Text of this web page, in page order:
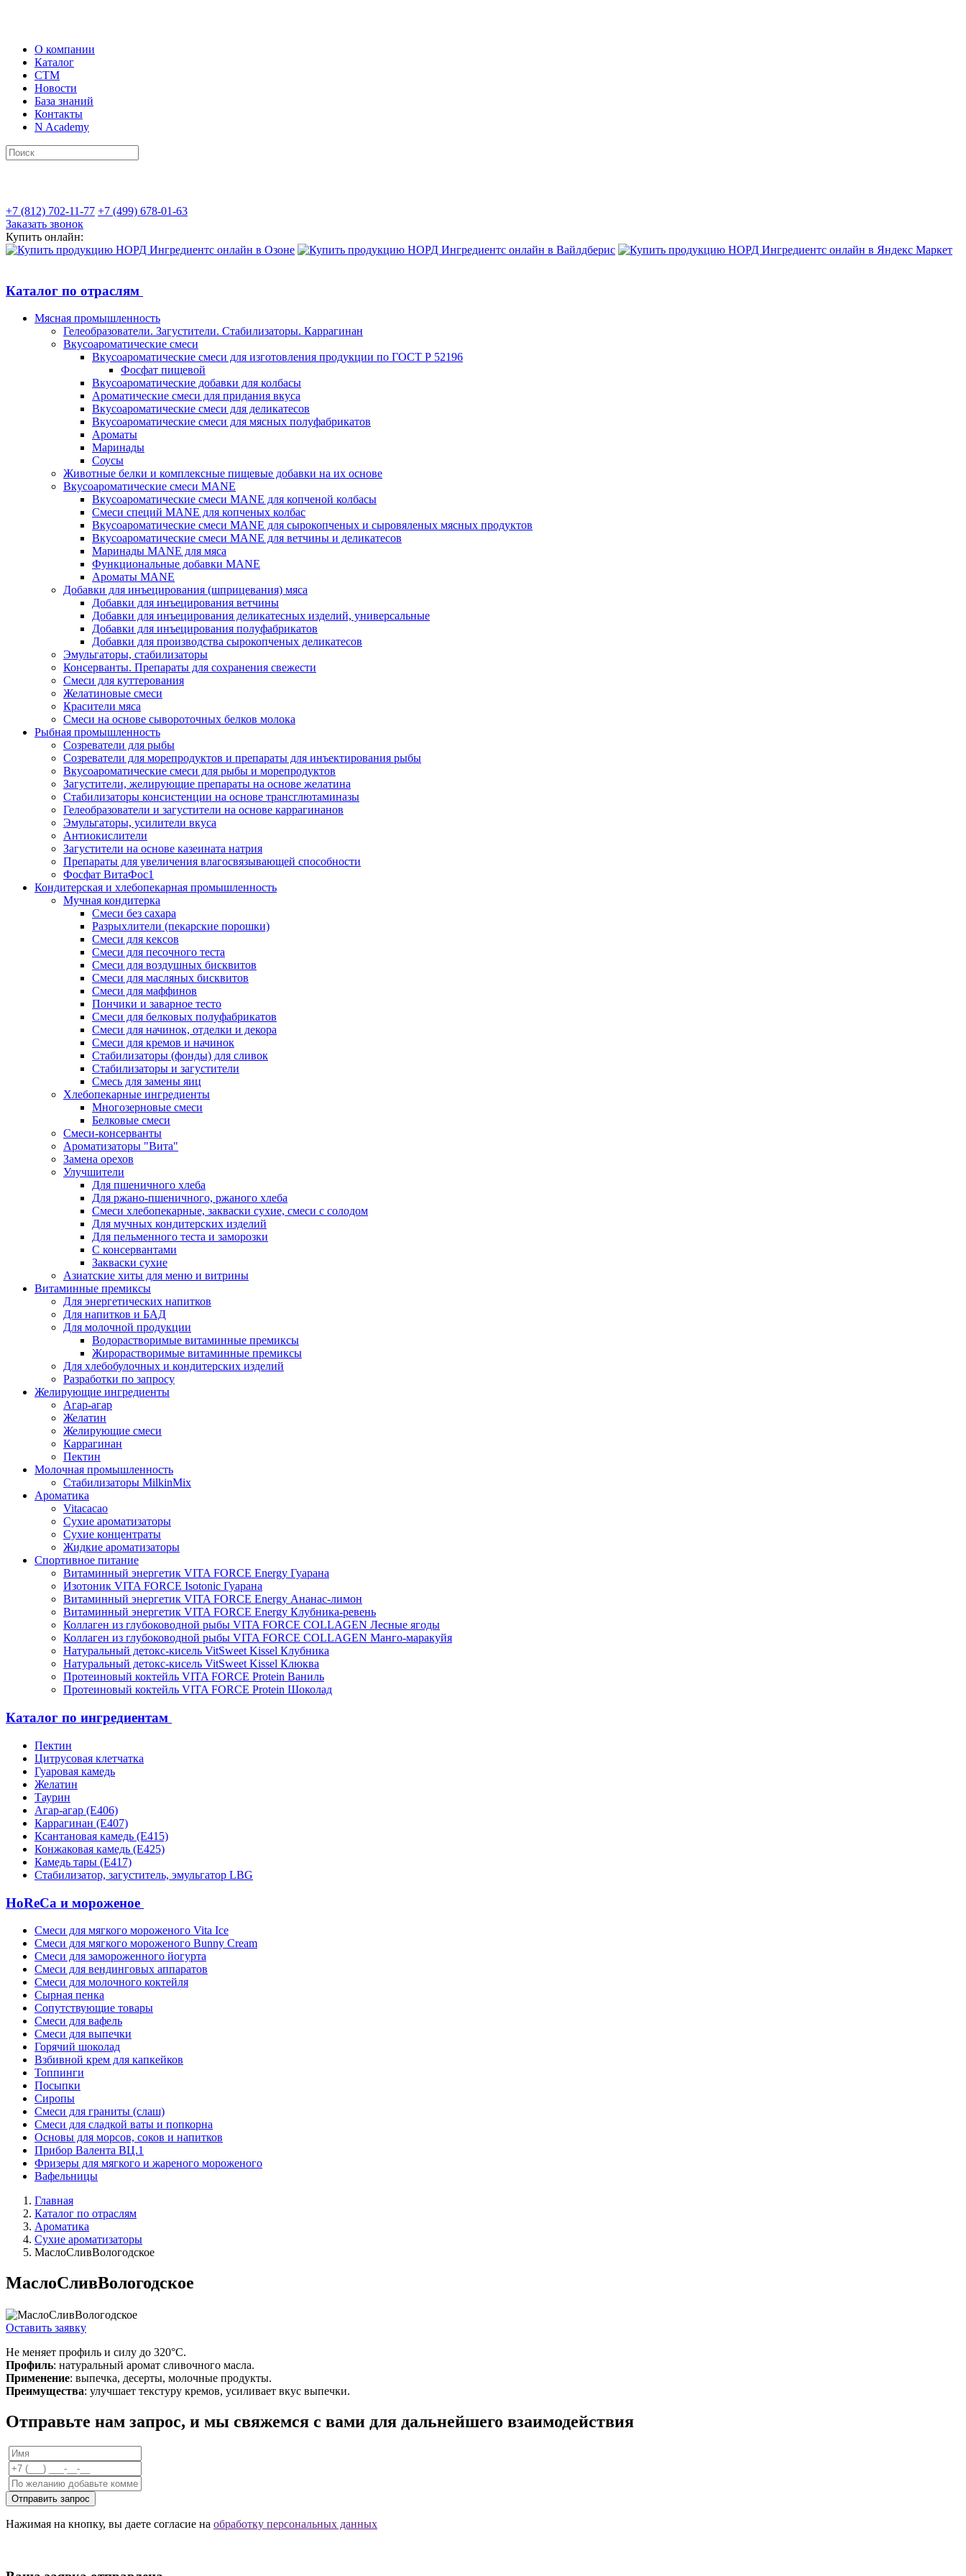
О компании
Каталог
СТМ
Новости
База знаний
Контакты
N Academy
+7 (812) 702-11-77 +7 (499) 678-01-63
Заказать звонок
Купить онлайн:
Каталог по отраслям
Мясная промышленность
Гелеобразователи. Загустители. Стабилизаторы. Каррагинан
Вкусоароматические смеси
Вкусоароматические смеси для изготовления продукции по ГОСТ Р 52196
Фосфат пищевой
Вкусоароматические добавки для колбасы
Ароматические смеси для придания вкуса
Вкусоароматические смеси для деликатесов
Вкусоароматические смеси для мясных полуфабрикатов
Ароматы
Маринады
Соусы
Животные белки и комплексные пищевые добавки на их основе
Вкусоароматические смеси MANE
Вкусоароматические смеси MANE для копченой колбасы
Смеси специй MANE для копченых колбас
Вкусоароматические смеси MANE для сырокопченых и сыровяленых мясных продуктов
Вкусоароматические смеси MANE для ветчины и деликатесов
Маринады MANE для мяса
Функциональные добавки MANE
Ароматы MANE
Добавки для инъецирования (шприцевания) мяса
Добавки для инъецирования ветчины
Добавки для инъецирования деликатесных изделий, универсальные
Добавки для инъецирования полуфабрикатов
Добавки для производства сырокопченых деликатесов
Эмульгаторы, стабилизаторы
Консерванты. Препараты для сохранения свежести
Смеси для куттерования
Желатиновые смеси
Красители мяса
Смеси на основе сывороточных белков молока
Рыбная промышленность
Созреватели для рыбы
Созреватели для морепродуктов и препараты для инъектирования рыбы
Вкусоароматические смеси для рыбы и морепродуктов
Загустители, желирующие препараты на основе желатина
Стабилизаторы консистенции на основе трансглютаминазы
Гелеобразователи и загустители на основе каррагинанов
Эмульгаторы, усилители вкуса
Антиокислители
Загустители на основе казеината натрия
Препараты для увеличения влагосвязывающей способности
Фосфат ВитаФос1
Кондитерская и хлебопекарная промышленность
Мучная кондитерка
Смеси без сахара
Разрыхлители (пекарские порошки)
Смеси для кексов
Смеси для песочного теста
Смеси для воздушных бисквитов
Смеси для масляных бисквитов
Смеси для маффинов
Пончики и заварное тесто
Cмеси для белковых полуфабрикатов
Смеси для начинок, отделки и декора
Смеси для кремов и начинок
Стабилизаторы (фонды) для сливок
Стабилизаторы и загустители
Смесь для замены яиц
Хлебопекарные ингредиенты
Многозерновые смеси
Белковые смеси
Смеси-консерванты
Ароматизаторы "Вита"
Замена орехов
Улучшители
Для пшеничного хлеба
Для ржано-пшеничного, ржаного хлеба
Смеси хлебопекарные, закваски сухие, смеси с солодом
Для мучных кондитерских изделий
Для пельменного теста и заморозки
С консервантами
Закваски сухие
Азиатские хиты для меню и витрины
Витаминные премиксы
Для энергетических напитков
Для напитков и БАД
Для молочной продукции
Водорастворимые витаминные премиксы
Жирорастворимые витаминные премиксы
Для хлебобулочных и кондитерских изделий
Разработки по запросу
Желирующие ингредиенты
Агар-агар
Желатин
Желирующие смеси
Каррагинан
Пектин
Молочная промышленность
Стабилизаторы MilkinMix
Ароматика
Vitacacao
Сухие ароматизаторы
Сухие концентраты
Жидкие ароматизаторы
Спортивное питание
Витаминный энергетик VITA FORCE Energy Гуарана
Изотоник VITA FORCE Isotonic Гуарана
Витаминный энергетик VITA FORCE Energy Ананас-лимон
Витаминный энергетик VITA FORCE Energy Клубника-ревень
Коллаген из глубоководной рыбы VITA FORCE COLLAGEN Лесные ягоды
Коллаген из глубоководной рыбы VITA FORCE COLLAGEN Манго-маракуйя
Натуральный детокс-кисель VitSweet Kissel Клубника
Натуральный детокс-кисель VitSweet Kissel Клюква
Протеиновый коктейль VITA FORCE Protein Ваниль
Протеиновый коктейль VITA FORCE Protein Шоколад
Каталог по ингредиентам
Пектин
Цитрусовая клетчатка
Гуаровая камедь
Желатин
Таурин
Агар-агар (Е406)
Каррагинан (Е407)
Ксантановая камедь (Е415)
Конжаковая камедь (Е425)
Камедь тары (Е417)
Стабилизатор, загуститель, эмульгатор LBG
HoReCa и мороженое
Смеси для мягкого мороженого Vita Ice
Смеси для мягкого мороженого Bunny Cream
Смеси для замороженного йогурта
Смеси для вендинговых аппаратов
Смеси для молочного коктейля
Сырная пенка
Сопутствующие товары
Смеси для вафель
Смеси для выпечки
Горячий шоколад
Взбивной крем для капкейков
Топпинги
Посыпки
Сиропы
Смеси для граниты (слаш)
Смеси для сладкой ваты и попкорна
Основы для морсов, соков и напитков
Прибор Валента ВЦ.1
Фризеры для мягкого и жареного мороженого
Вафельницы
Главная
Каталог по отраслям
Ароматика
Сухие ароматизаторы
МаслоСливВологодское
МаслоСливВологодское
Оставить заявку
Не меняет профиль и силу до 320°C.
Профиль: натуральный аромат сливочного масла.
Применение: выпечка, десерты, молочные продукты.
Преимущества: улучшает текстуру кремов, усиливает вкус выпечки.
Отправьте нам запрос, и мы свяжемся с вами для дальнейшего взаимодействия
Отправить запрос
Нажимая на кнопку, вы даете согласие на обработку персональных данных